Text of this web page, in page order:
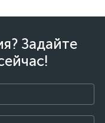
Задайте